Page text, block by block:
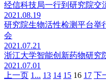
经信科技局一行到研究院交
2021.08.19
研究院生物活性检测平台举
会
2021.07.21
浙江大学智能创新药物研究
2021.07.01
上一页 1... 13 14 15 16 17 下